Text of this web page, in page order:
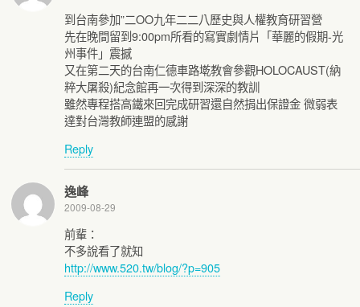
到台南參加”二OO九年二二八歷史與人權教育研習營
先在晚間留到9:00pm所看的寫實劇情片「華麗的假期-光
州事件」震撼
又在第二天的台南仁德車路墘教會參觀HOLOCAUST(納
粹大屠殺)紀念館再一次得到深深的教訓
雖然專程搭高鐵來回完成研習還自然捐出保證金 微弱表
達對台灣教師連盟的感謝
Reply
逸峰
2009-08-29
前輩：
不多說看了就知
http://www.520.tw/blog/?p=905
Reply